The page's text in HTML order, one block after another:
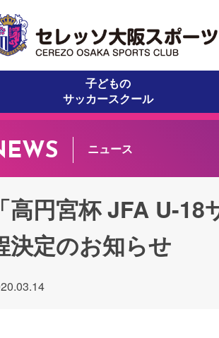
子どもの
サッカースクール
ニュース
「高円宮杯 JFA U-
決定のお知らせ